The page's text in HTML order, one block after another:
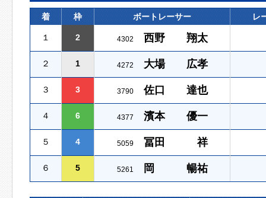
着 枠 ボートレーサー レ
１ 2 4302 西野 翔太
２ 1 4272 大場 広孝
３ 3 3790 佐口 達也
４ 6 4377 濱本 優一
５ 4 5059 冨田 祥
６ 5 5261 岡 暢祐